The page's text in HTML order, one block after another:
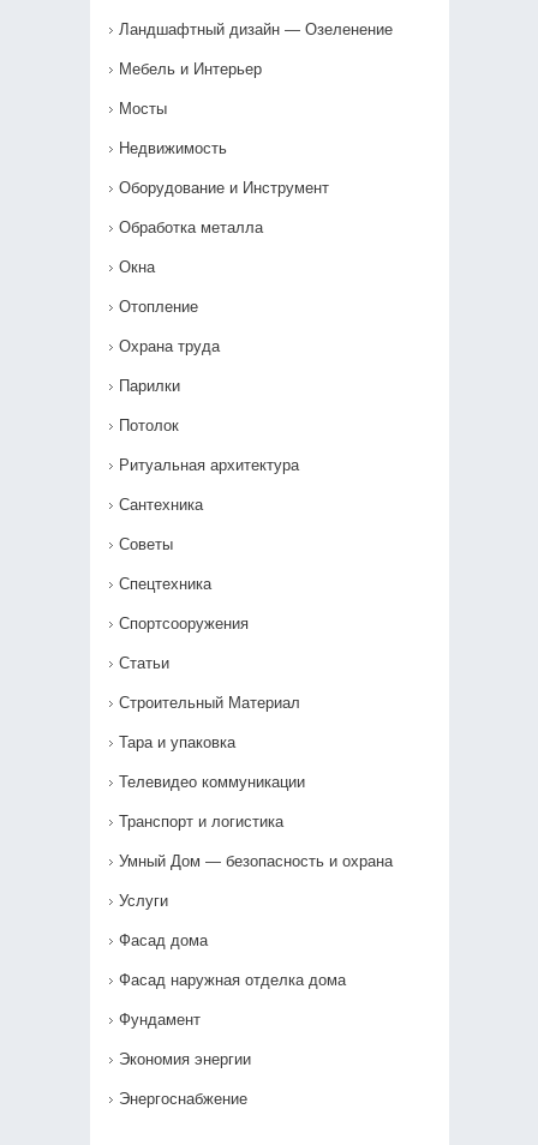
Ландшафтный дизайн — Озеленение‎
Мебель и Интерьер
Мосты
Недвижимость
Оборудование и Инструмент
Обработка металла
Окна
Отопление
Охрана труда
Парилки
Потолок
Ритуальная архитектура
Сантехника
Советы
Спецтехника
Спортсооружения
Статьи
Строительный Материал
Тара и упаковка
Телевидео коммуникации
Транспорт и логистика
Умный Дом — безопасность и охрана
Услуги
Фасад дома
Фасад наружная отделка дома
Фундамент
Экономия энергии
Энергоснабжение